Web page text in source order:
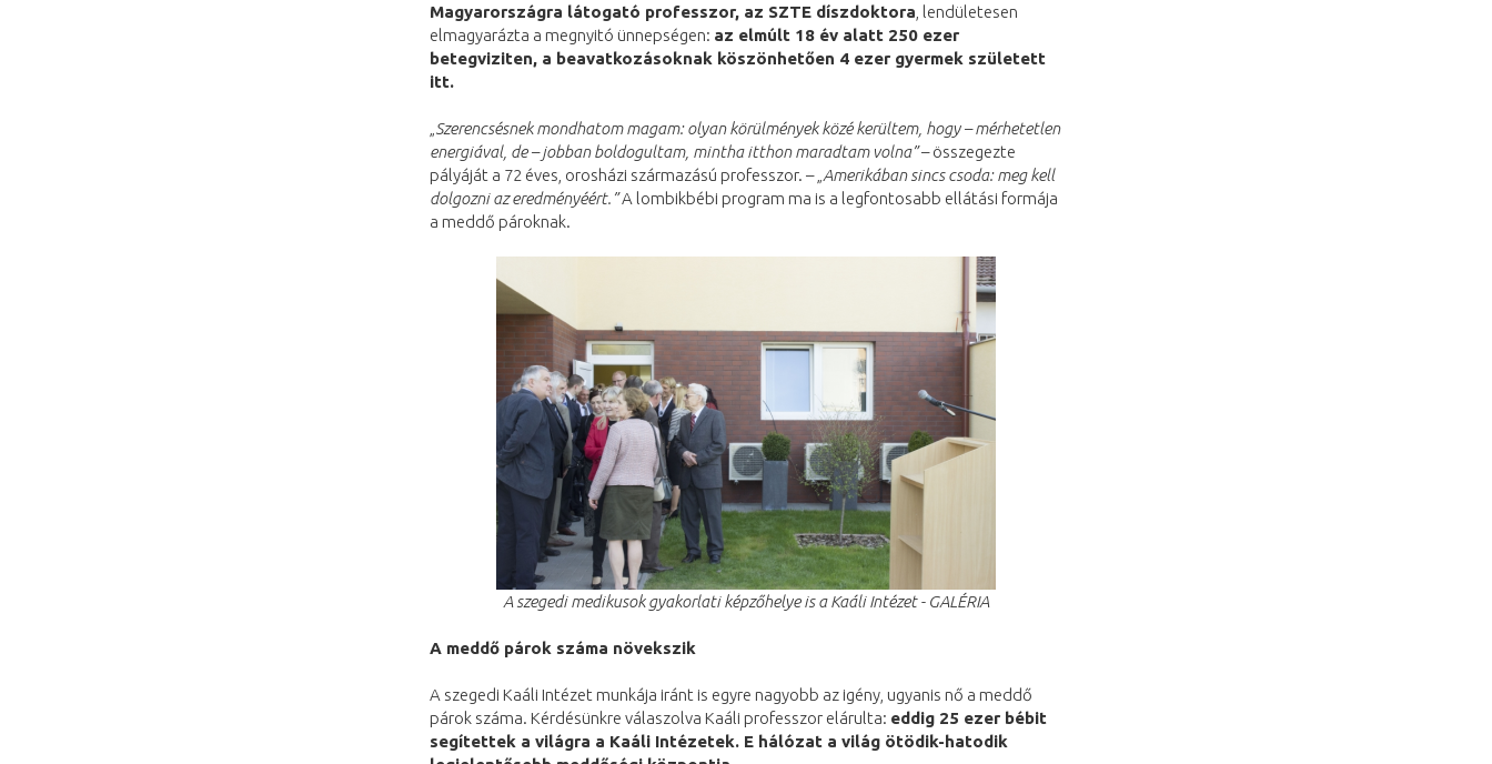
Magyarországra látogató professzor, az SZTE díszdoktora , lendületesen
elmagyarázta a megnyitó ünnepségen: az elmúlt 18 év alatt 250 ezer
betegviziten, a beavatkozásoknak köszönhetően 4 ezer gyermek született
itt.
Szerencsésnek mondhatom magam: olyan körülmények közé kerültem, hogy – mérhetetlen
energiával, de – jobban boldogultam, mintha itthon maradtam volna”– összegezte
pályáját a 72 éves, orosházi származású professzor. – „ Amerikában sincs csoda: meg kell
dolgozni az eredményéért.”A lombikbébi program ma is a legfontosabb ellátási formája
a meddő pároknak.
A szegedi medikusok gyakorlati képzőhelye is a Kaáli Intézet - GALÉRIA
A meddő párok száma növekszik
A szegedi Kaáli Intézet munkája iránt is egyre nagyobb az igény, ugyanis nő a meddő
párok száma. Kérdésünkre válaszolva Kaáli professzor elárulta: eddig 25 ezer bébit
segítettek a világra a Kaáli Intézetek. E hálózat a világ ötödik-hatodik